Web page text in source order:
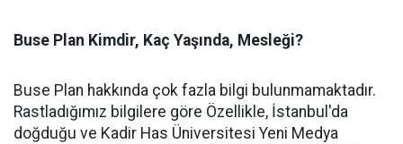
Buse Plan Kimdir, Kaç Yaşında, Mesleği?
Buse Plan hakkında çok fazla bilgi bulunmamaktadır.
Rastladığımız bilgilere göre Özellikle, İstanbul'da
doğduğu ve Kadir Has Üniversitesi Yeni Medya